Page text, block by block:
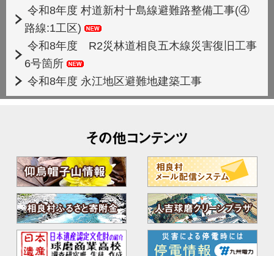
令和8年度 村道新村十島線避難路整備工事(④
路線:1工区)
令和8年度 R2災林道相良五木線災害復旧工事
6号箇所
令和8年度 永江地区避難地建築工事